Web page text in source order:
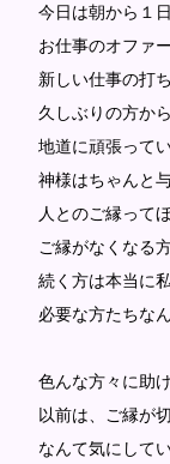
今日は朝から１日
お仕事のオファ
新しい仕事の打
久しぶりの方か
地道に頑張って
神様はちゃんと与
人とのご縁ってほ
ご縁がなくなる
続く方は本当に
必要な方たちな
色んな方々に助け
以前は、ご縁が
なんて気にしてい